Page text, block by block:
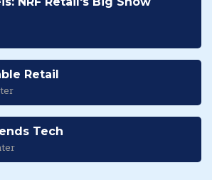
Retail
Tech